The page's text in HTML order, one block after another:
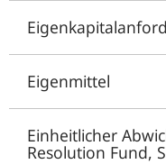
Eigenmittel
Einheitlicher
Resolution Fund,